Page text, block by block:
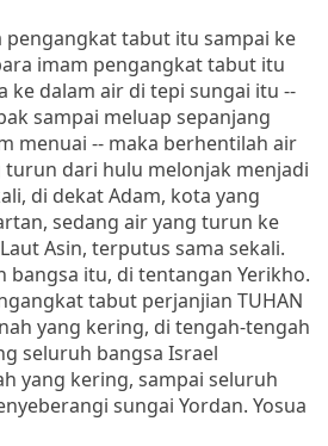
pengangkat tabut itu sampai ke
imam pengangkat tabut itu
ke dalam air di tepi sungai itu --
sampai meluap sepanjang
menuai -- maka berhentilah air
turun dari hulu melonjak menjadi
di dekat Adam, kota yang
sedang air yang turun ke
Asin, terputus sama sekali.
bangsa itu, di tentangan Yerikho.
tabut perjanjian TUHAN
yang kering, di tengah-tengah
seluruh bangsa Israel
yang kering, sampai seluruh
sungai Yordan. Yosua